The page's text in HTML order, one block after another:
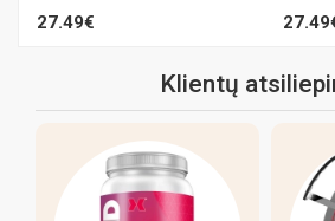
27.49€
Klientų